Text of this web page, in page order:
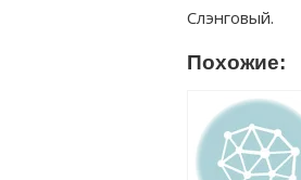
Слэнговый.
Похожие: